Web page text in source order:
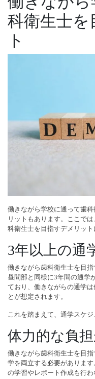
科衛生士を
ト
働きながら学校に通って歯
リットもあります。ここで
科衛生士を目指すデメリット
3年以上の通
働きながら歯科衛生士を目
昼間部と同様に3年間の通学
ており、働きながらの通学
とが想定されます。
これを踏まえて、通学スケ
体力的な負
働きながら歯科衛生士を目
学を両立する必要がありま
の学習やレポート作成も行